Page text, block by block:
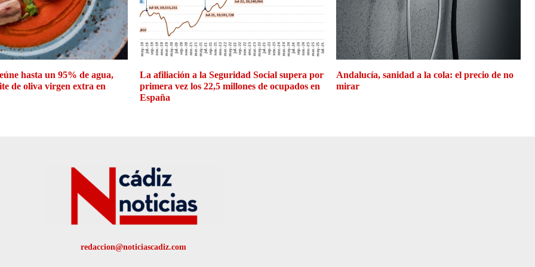
hasta un 95% de agua,
de oliva virgen extra en
La afiliación a la Seguridad Social supera por
primera vez los 22,5 millones de ocupados en
España
Andalucía, sanidad a la cola: el precio de no
mirar
redaccion@noticiascadiz.com